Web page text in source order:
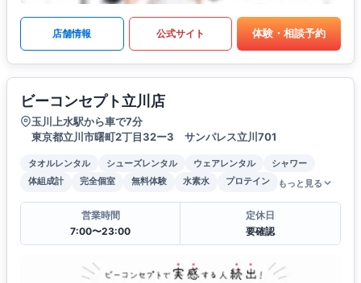
店舗情報 公式サイト 体験・相談予約
ビーコンセプト立川店
玉川上水駅から車で7分
東京都立川市曙町2丁目32ー3 サンパレス立川701
タオルレンタル シューズレンタル ウェアレンタル
シャワー
体組成計
完全個室 無料体験 水素水 プロテイン もっと見る
営業時間
7:00〜23:00
定休日
要確認